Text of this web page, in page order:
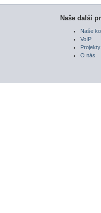
Naše další
Naše
VoIP
Projekty
O nás